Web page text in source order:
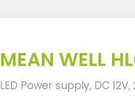
MEAN WELL
LED Power supply, DC 12V,